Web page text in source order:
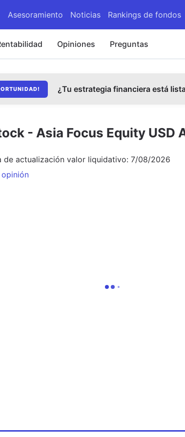
Asesoramiento Noticias Rankings de fondos
Opiniones Preguntas
¿Tu estrategia financiera está
- Asia Focus Equity USD
de actualización valor liquidativo: 7/08/2026
opinión